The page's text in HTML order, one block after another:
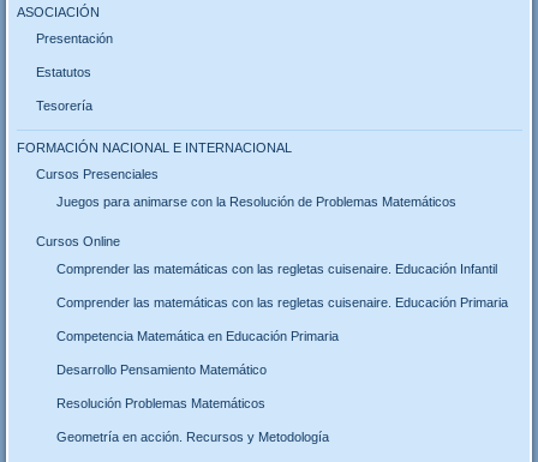
ASOCIACIÓN
Presentación
Estatutos
Tesorería
FORMACIÓN NACIONAL E INTERNACIONAL
Cursos Presenciales
Juegos para animarse con la Resolución de Problemas Matemáticos
Cursos Online
Comprender las matemáticas con las regletas cuisenaire. Educación Infantil
Comprender las matemáticas con las regletas cuisenaire. Educación Primaria
Competencia Matemática en Educación Primaria
Desarrollo Pensamiento Matemático
Resolución Problemas Matemáticos
Geometría en acción. Recursos y Metodología